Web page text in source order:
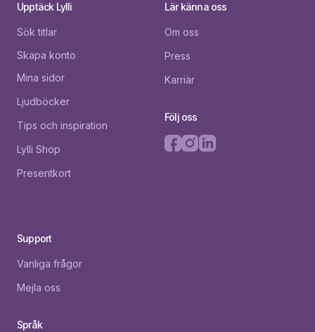
Upptäck Lylli
Sök titlar
Skapa konto
Mina sidor
Ljudböcker
Tips och inspiration
Lylli Shop
Presentkort
Lär känna oss
Om oss
Press
Karriär
Följ oss
Support
Vanliga frågor
Mejla oss
Språk